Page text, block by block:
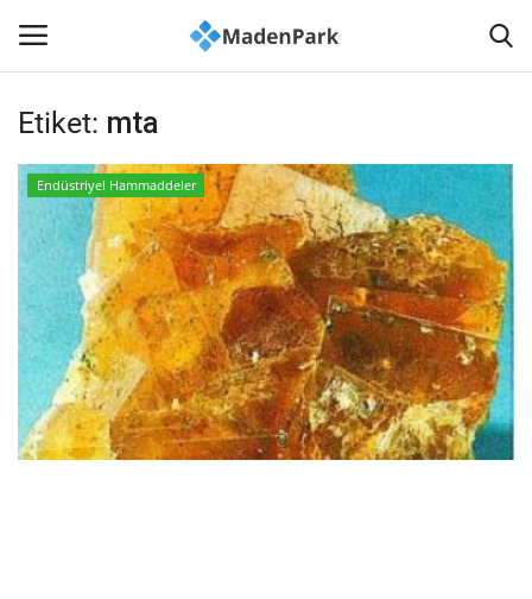
Anasayfa
İLETİŞİM
Haberler
Madenlerimiz
Sağlık
Madencilik Kültürü
Etiket: mta
Endüstriyel Hammaddeler